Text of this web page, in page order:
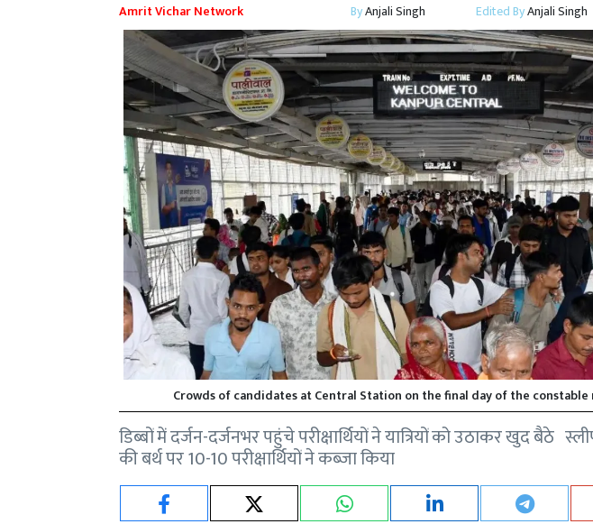
Amrit Vichar Network ByAnjali Singh Edited ByAnjali Singh
Crowds of candidates at Central Station on the final day of the
डिब्बों में दर्जन-दर्जनभर पहुंचे परीक्षार्थियों ने यात्रियों को उठाकर खुद बैठे
की बर्थ पर 10-10 परीक्षार्थियों ने कब्जा किया